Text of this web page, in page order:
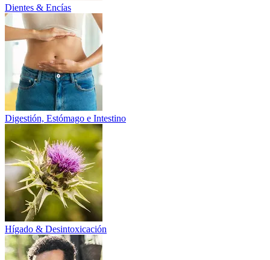
Dientes & Encías
Digestión, Estómago e Intestino
Hígado & Desintoxicación